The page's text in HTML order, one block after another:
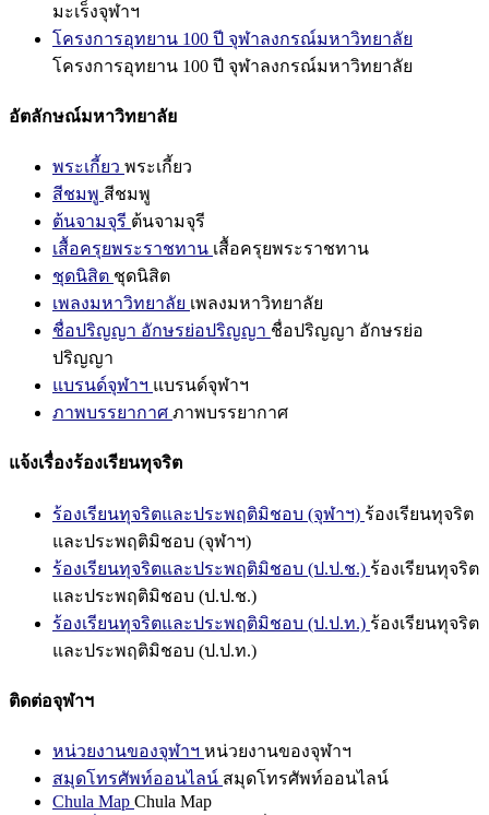
มะเร็งจุฬาฯ
โครงการอุทยาน 100 ปี จุฬาลงกรณ์มหาวิทยาลัย
โครงการอุทยาน 100 ปี จุฬาลงกรณ์มหาวิทยาลัย
อัตลักษณ์มหาวิทยาลัย
พระเกี้ยว พระเกี้ยว
สีชมพู สีชมพู
ต้นจามจุรี ต้นจามจุรี
เสื้อครุยพระราชทาน เสื้อครุยพระราชทาน
ชุดนิสิต ชุดนิสิต
เพลงมหาวิทยาลัย เพลงมหาวิทยาลัย
ชื่อปริญญา อักษรย่อปริญญา ชื่อปริญญา อักษรย่อ
ปริญญา
แบรนด์จุฬาฯ แบรนด์จุฬาฯ
ภาพบรรยากาศ ภาพบรรยากาศ
แจ้งเรื่องร้องเรียนทุจริต
ร้องเรียนทุจริตและประพฤติมิชอบ (จุฬาฯ) ร้องเรียนทุจริต
และประพฤติมิชอบ (จุฬาฯ)
ร้องเรียนทุจริตและประพฤติมิชอบ (ป.ป.ช.) ร้องเรียนทุจริต
และประพฤติมิชอบ (ป.ป.ช.)
ร้องเรียนทุจริตและประพฤติมิชอบ (ป.ป.ท.) ร้องเรียนทุจริต
และประพฤติมิชอบ (ป.ป.ท.)
ติดต่อจุฬาฯ
หน่วยงานของจุฬาฯ หน่วยงานของจุฬาฯ
สมุดโทรศัพท์ออนไลน์ สมุดโทรศัพท์ออนไลน์
Chula Map Chula Map